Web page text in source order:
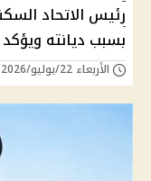
رئيس الاتحاد
بسبب ديانته ويؤكد
الأربعاء 22/يوليو/2026 - 11:30 ص